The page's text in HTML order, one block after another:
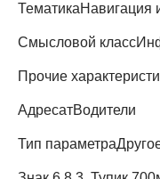
ТематикаНавигация
Смысловой класс
Прочие
АдресатВодители
Тип параметра